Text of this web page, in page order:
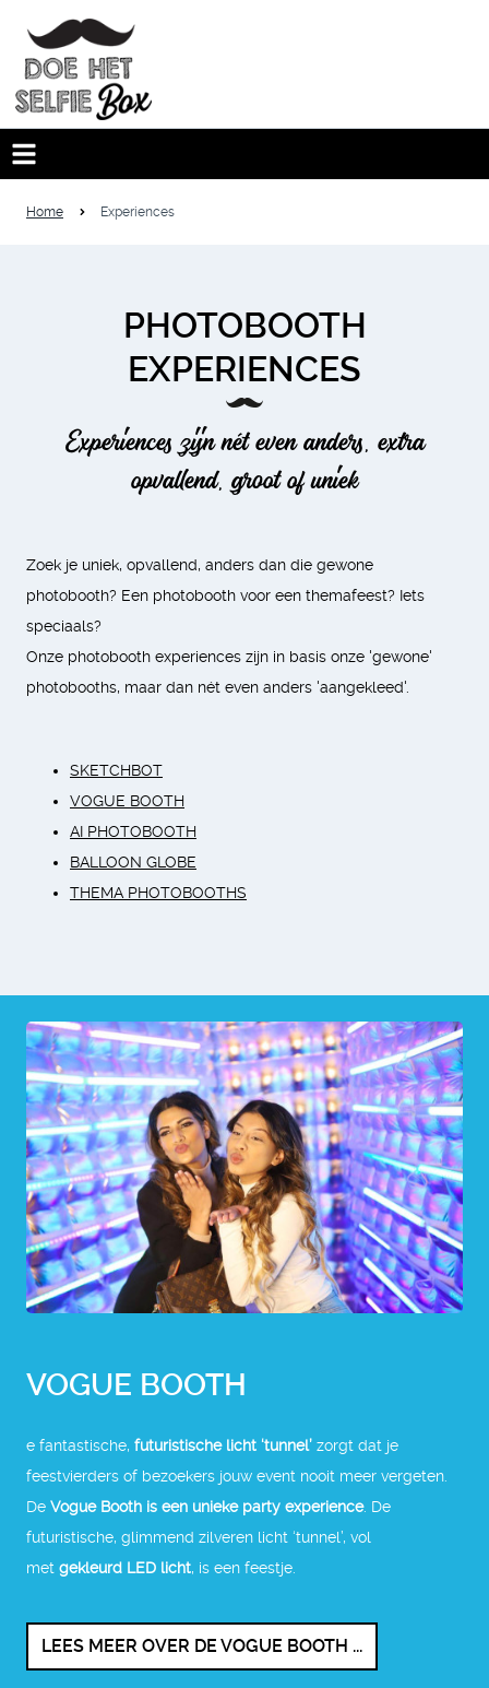
Home Experiences
PHOTOBOOTH
EXPERIENCES
Experiences zijn nét even anders, extra
opvallend, groot of uniek
Zoek je uniek, opvallend, anders dan die gewone
photobooth? Een photobooth voor een themafeest? Iets
speciaals?
Onze photobooth experiences zijn in basis onze 'gewone'
photobooths, maar dan nét even anders 'aangekleed'.
SKETCHBOT
VOGUE BOOTH
AI PHOTOBOOTH
BALLOON GLOBE
THEMA PHOTOBOOTHS
VOGUE BOOTH
e fantastische, futuristische licht ‘tunnel’ zorgt dat je
feestvierders of bezoekers jouw event nooit meer vergeten.
De Vogue Booth is een unieke party experience. De
futuristische, glimmend zilveren licht ‘tunnel’, vol
met gekleurd LED licht, is een feestje.
LEES MEER OVER DE VOGUE BOOTH ...